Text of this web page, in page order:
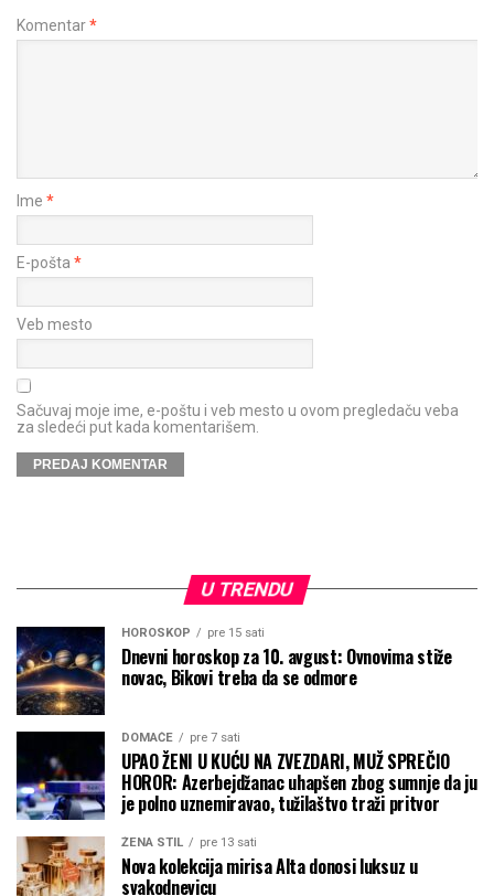
Komentar*
Ime *
E-pošta *
Veb mesto
Sačuvaj moje ime, e-poštu i veb mesto u ovom pregledaču veba
za sledeći put kada komentarišem.
U TRENDU
HOROSKOP pre 15 sati
Dnevni horoskop za 10. avgust: Ovnovima stiže
novac, Bikovi treba da se odmore
DOMAĆE pre 7 sati
UPAO ŽENI U KUĆU NA ZVEZDARI, MUŽ SPREČIO
HOROR: Azerbejdžanac uhapšen zbog sumnje da ju
je polno uznemiravao, tužilaštvo traži pritvor
ŽENA STIL pre 13 sati
Nova kolekcija mirisa Alta donosi luksuz u
svakodnevicu